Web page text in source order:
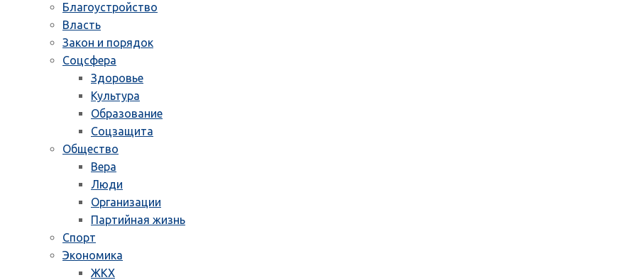
Благоустройство
Власть
Закон и порядок
Соцсфера
Здоровье
Культура
Образование
Соцзащита
Общество
Вера
Люди
Организации
Партийная жизнь
Спорт
Экономика
ЖКХ